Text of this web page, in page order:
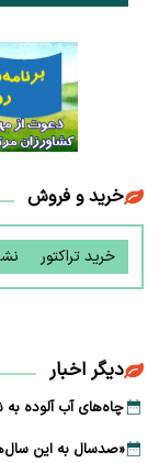
خرید و فروش
خرید تراکتور
دیگر اخبار
چاه‌های آب آلوده به
«صدسال به این سال‌ها» پس از ۱۹ سال اکران